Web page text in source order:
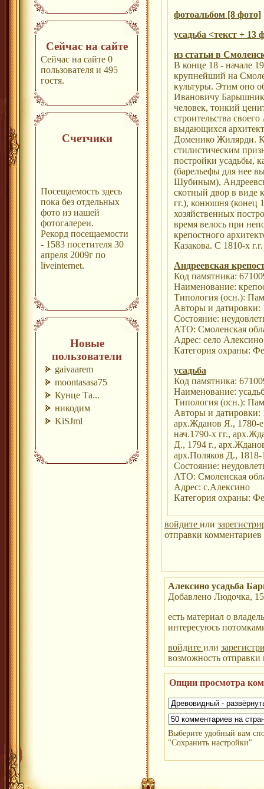
Сейчас на сайте
Сейчас на сайте 0
пользователя и 495
гостя.
Счетчики
Посещаемость здесь
пока без отдельных
фото из нашей
фотогалереи.
Рекорд посещаемости
- 1583 посетителя 30
апреля 2009г по
liveinternet.
Новые
пользователи
gaivaarem
moontasasa75
Кунце Та...
никодим
KiSJml
фотоальбом [8 фото]
усадьба <текст + 13
из статьи в
В конце 18 - начале
крупнейший на
культуры. Этим оно
Ивановичу
человек, тонкий
строительства
выдающихся
Доменико Жилярди.
стилистическим
постройки усадьбы,
(барельефы для нее
Шубиным),
скотный двор в виде
гг.), конюшня (конец
хозяйственных
время велось при
крепостного
Казакова. С 1810-х
Андреевская
Код памятника:
Наименование:
Типология (осн.):
Авторы и датировки:
Состояние:
АТО: Смоленская
Адрес: село Алексино
Категория охраны:
усадьба
Код памятника:
Наименование:
Типология (осн.):
Авторы и датировки:
арх.Жданов Я., 1780-
нач.1790-х гг.,
Д., 1794 г.,
арх.Поляков Д., 1818-
Состояние:
АТО: Смоленская
Адрес: с.Алексино
Категория охраны:
войдите или
отправки
Алексино усадьба
Добавлено Людочка,
есть материал о
интересуюсь
войдите или
возможность отправки
Опции просмотра
Выберите удобный вам
"Сохранить настройки"